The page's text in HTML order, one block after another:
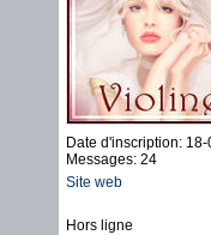
Date d'inscription:
Messages: 24
Site web
Hors ligne